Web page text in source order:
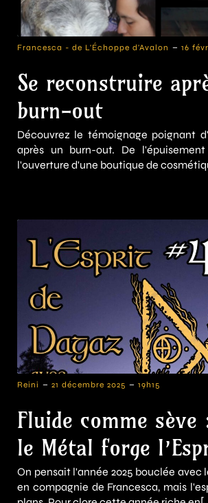
Francesca - de L'Échoppe d'Avalon - 16
Se reconstruire
burn-out
Découvrez le témoignage poignant
après un burn-out. De
l'ouverture d'une boutique de
Reini - 21 décembre 2025 - 19h15
Fluide comme sève
le Métal forge
On pensait l'année 2025 bouclée avec
en compagnie de Francesca, mais